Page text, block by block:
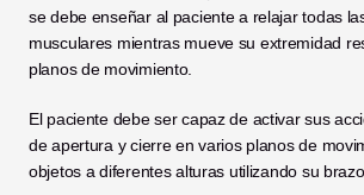
se debe enseñar al paciente a relajar todas
musculares mientras mueve su extremidad
planos de movimiento.
El paciente debe ser capaz de activar sus
de apertura y cierre en varios planos de
objetos a diferentes alturas utilizando su